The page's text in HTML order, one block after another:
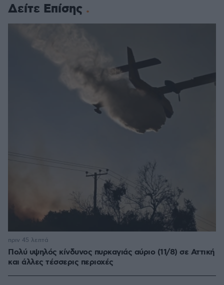
Δείτε Επίσης
Πολύ υψηλός κίνδυνος πυρκαγιάς αύριο (11/8) σε Αττική
και άλλες τέσσερις περιοχές
πριν 45 λεπτά